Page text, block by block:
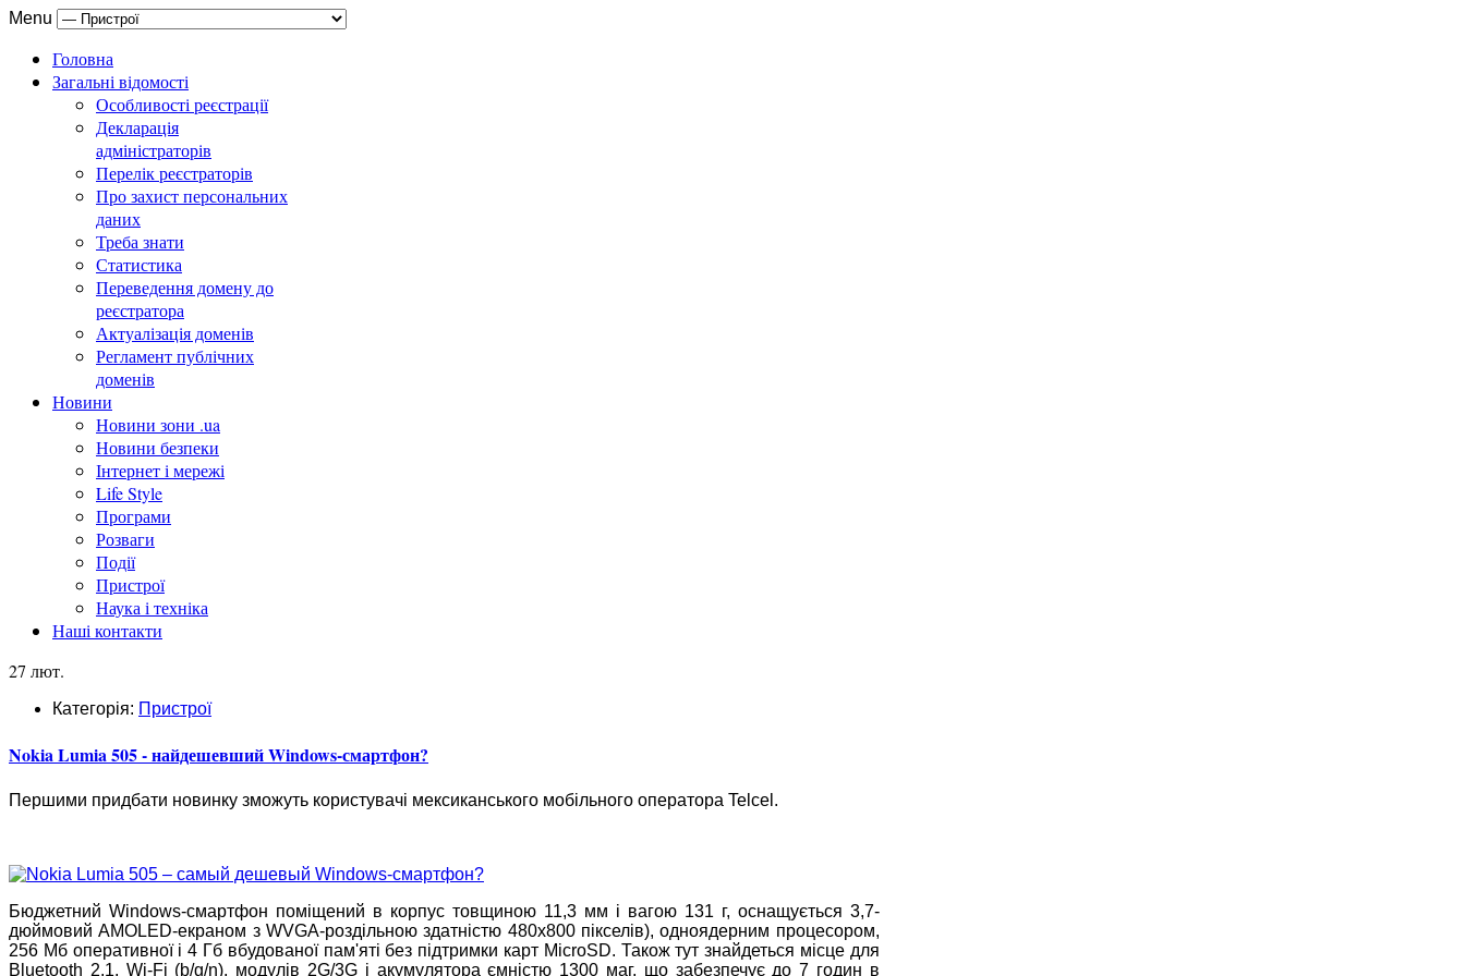
Menu
Головна
Загальні відомості
Особливості реєстрації
Декларація
адміністраторів
Перелік реєстраторів
Про захист персональних
даних
Треба знати
Статистика
Переведення домену до
реєстратора
Актуалізація доменів
Регламент публічних
доменів
Новини
Новини зони .ua
Новини безпеки
Інтернет і мережі
Life Style
Програми
Розваги
Події
Пристрої
Наука і техніка
Наші контакти
27 лют.
Категорія: Пристрої
Nokia Lumia 505 - найдешевший Windows-смартфон?
Першими придбати новинку зможуть користувачі мексиканського мобільного оператора Telcel.
Бюджетний Windows-смартфон поміщений в корпус товщиною 11,3 мм і вагою 131 г, оснащується 3,7-
дюймовий AMOLED-екраном з WVGA-роздільною здатністю 480х800 пікселів), одноядерним процесором,
256 Мб оперативної і 4 Гб вбудованої пам'яті без підтримки карт MicroSD. Також тут знайдеться місце для
Bluetooth 2.1, Wi-Fi (b/g/n), модулів 2G/3G і акумулятора ємністю 1300 маг, що забезпечує до 7 годин в